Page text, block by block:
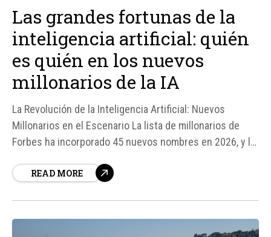
Las grandes fortunas de la
inteligencia artificial: quién
es quién en los nuevos
millonarios de la IA
La Revolución de la Inteligencia Artificial: Nuevos
Millonarios en el Escenario La lista de millonarios de
Forbes ha incorporado 45 nuevos nombres en 2026, y lo
empresas relacionadas con la inteligencia artificial (IA).
READ MORE